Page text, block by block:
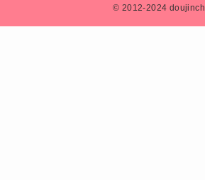
© 2012-2024 doujinch